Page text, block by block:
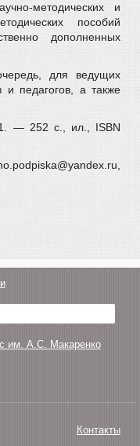
методических и
пособий
дополненных
для ведущих
и педагогов, а также
— 252 с., ил., ISBN
им. А.С. Макаренко
Контакты